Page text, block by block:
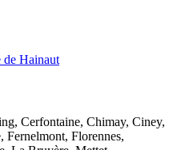
Cerfontaine, Chimay, Ciney,
Fernelmont, Florennes,